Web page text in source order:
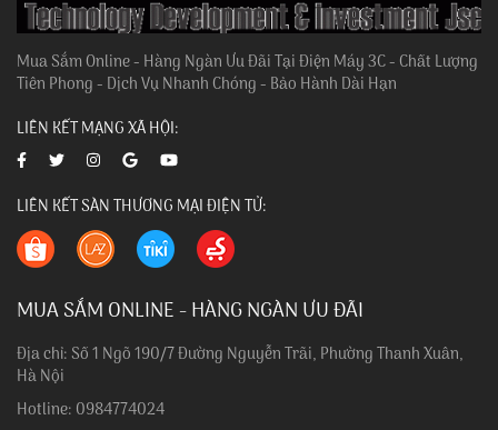
Mua Sắm Online - Hàng Ngàn Ưu Đãi Tại Điện Máy 3C - Chất Lượng
Tiên Phong - Dịch Vụ Nhanh Chóng - Bảo Hành Dài Hạn
LIÊN KẾT MẠNG XÃ HỘI:
LIÊN KẾT SÀN THƯƠNG MẠI ĐIỆN TỬ:
MUA SẮM ONLINE - HÀNG NGÀN ƯU ĐÃI
Địa chỉ: Số 1 Ngõ 190/7 Đường Nguyễn Trãi, Phường Thanh Xuân,
Hà Nội
Hotline: 0984774024